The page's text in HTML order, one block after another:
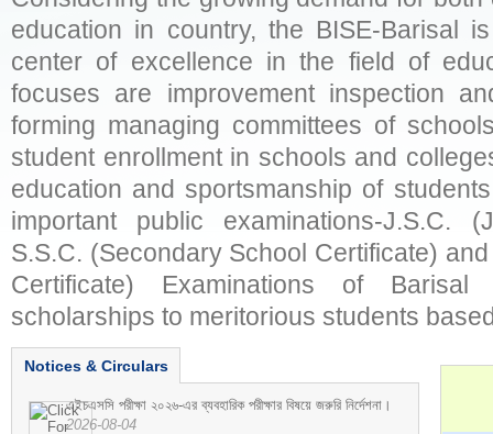
education in country, the BISE-Barisal
center of excellence in the field of
focuses are improvement inspection
forming managing committees of
student enrollment in schools and
education and sportsmanship of
important public examinations-J.S.C.
S.S.C. (Secondary School Certificate)
Certificate) Examinations of
scholarships to meritorious students
Notices & Circulars
এইচএসসি পরীক্ষা ২০২৬-এর ব্যবহারিক পরীক্ষার বিষয়ে জরুরি নির্দেশনা।
2026-08-04